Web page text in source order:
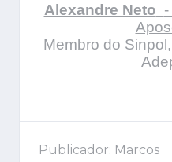
Alexandre Neto
Membro do
Publicador: Marcos